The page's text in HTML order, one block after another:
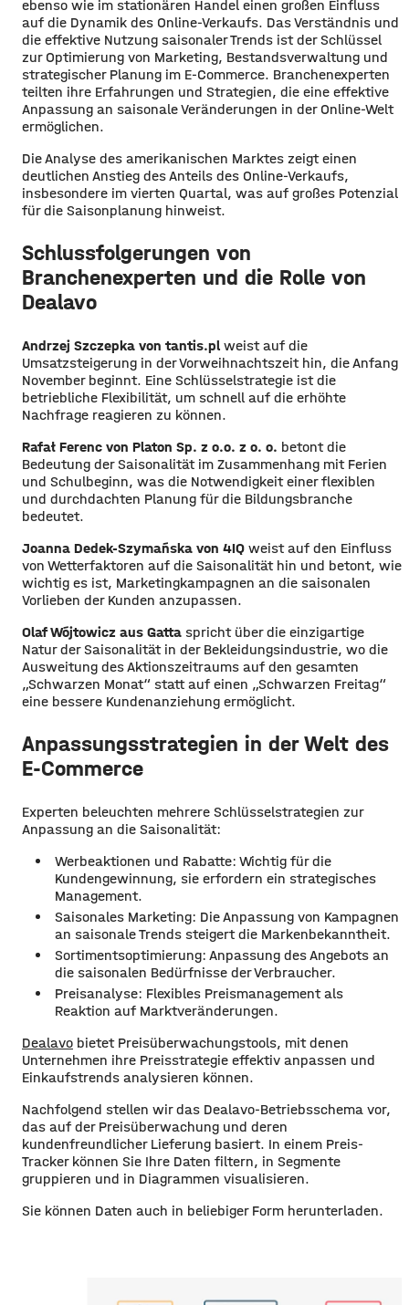
ebenso wie im stationären Handel einen großen Einfluss
auf die Dynamik des Online-Verkaufs. Das Verständnis und
die effektive Nutzung saisonaler Trends ist der Schlüssel
zur Optimierung von Marketing, Bestandsverwaltung und
strategischer Planung im E-Commerce. Branchenexperten
teilten ihre Erfahrungen und Strategien, die eine effektive
Anpassung an saisonale Veränderungen in der Online-Welt
ermöglichen.
Die Analyse des amerikanischen Marktes zeigt einen
deutlichen Anstieg des Anteils des Online-Verkaufs,
insbesondere im vierten Quartal, was auf großes Potenzial
für die Saisonplanung hinweist.
Schlussfolgerungen von
Branchenexperten und die Rolle von
Dealavo
Andrzej Szczepka von tantis.pl weist auf die
Umsatzsteigerung in der Vorweihnachtszeit hin, die Anfang
November beginnt. Eine Schlüsselstrategie ist die
betriebliche Flexibilität, um schnell auf die erhöhte
Nachfrage reagieren zu können.
Rafał Ferenc von Platon Sp. z o.o. z o. o. betont die
Bedeutung der Saisonalität im Zusammenhang mit Ferien
und Schulbeginn, was die Notwendigkeit einer flexiblen
und durchdachten Planung für die Bildungsbranche
bedeutet.
Joanna Dedek-Szymańska von 4IQ weist auf den Einfluss
von Wetterfaktoren auf die Saisonalität hin und betont, wie
wichtig es ist, Marketingkampagnen an die saisonalen
Vorlieben der Kunden anzupassen.
Olaf Wójtowicz aus Gatta spricht über die einzigartige
Natur der Saisonalität in der Bekleidungsindustrie, wo die
Ausweitung des Aktionszeitraums auf den gesamten
„Schwarzen Monat“ statt auf einen „Schwarzen Freitag“
eine bessere Kundenanziehung ermöglicht.
Anpassungsstrategien in der Welt des
E-Commerce
Experten beleuchten mehrere Schlüsselstrategien zur
Anpassung an die Saisonalität:
Werbeaktionen und Rabatte: Wichtig für die
Kundengewinnung, sie erfordern ein strategisches
Management.
Saisonales Marketing: Die Anpassung von Kampagnen
an saisonale Trends steigert die Markenbekanntheit.
Sortimentsoptimierung: Anpassung des Angebots an
die saisonalen Bedürfnisse der Verbraucher.
Preisanalyse: Flexibles Preismanagement als
Reaktion auf Marktveränderungen.
Dealavo bietet Preisüberwachungstools, mit denen
Unternehmen ihre Preisstrategie effektiv anpassen und
Einkaufstrends analysieren können.
Nachfolgend stellen wir das Dealavo-Betriebsschema vor,
das auf der Preisüberwachung und deren
kundenfreundlicher Lieferung basiert. In einem Preis-
Tracker können Sie Ihre Daten filtern, in Segmente
gruppieren und in Diagrammen visualisieren.
Sie können Daten auch in beliebiger Form herunterladen.